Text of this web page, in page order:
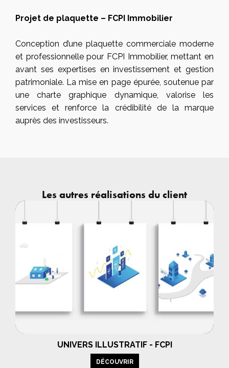
Projet de plaquette – FCPI Immobilier
Conception d’une plaquette commerciale moderne
et professionnelle pour FCPI Immobilier, mettant en
avant ses expertises en investissement et gestion
patrimoniale. La mise en page épurée, soutenue par
une charte graphique dynamique, valorise les
services et renforce la crédibilité de la marque
auprès des investisseurs.
Les autres réalisations du client
UNIVERS ILLUSTRATIF - FCPI
DÉCOUVRIR